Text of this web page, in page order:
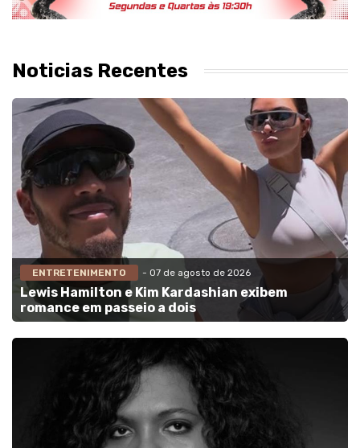
Noticias Recentes
ENTRETENIMENTO - 07 de agosto de 2026
Lewis Hamilton e Kim Kardashian exibem
romance em passeio a dois